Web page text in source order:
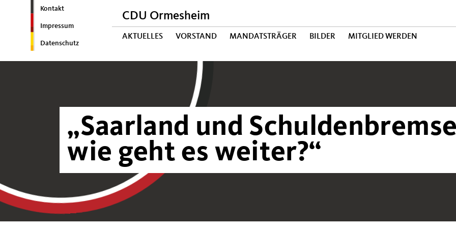
Kontakt
Impressum
Datenschutz
CDU Ormesheim
AKTUELLES VORSTAND MANDATSTRÄGER BILDER MITGLIED WERDEN
Saarland und
wie geht es weiter?“